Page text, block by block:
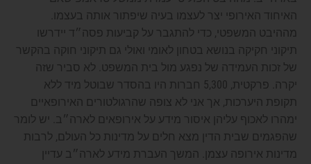
האיחוד האירופי יצר לעצמו בעיה שיפתור אותה בעצמו.
מההיבט המשפטי, כדי להתגבר על קביעות פסה״ד יידרשו
תיקוני חקיקה בנושא בטחון לאומי ואולי גם תיקוני חוקה בהקשר
של זכות העמידה של נפגע מול בית המשפט. לא סביר שזה
יקרה. פרקטית, 5,300 חברות היו בהסדר שבוטל מיד ללא
תקופת היערכות, אך אני לא צופה שהרגולטורים האירופאיים
ימהרו לאכוף עליהן איסור מידע על אירופאים לארה״ב. יש לומר
שהפגמים שבית הדין מצא חלים על מדינות כל העולם, לרבות
מדינות אירופה עצמן. המשך העברת מידע לארה״ב עדיין